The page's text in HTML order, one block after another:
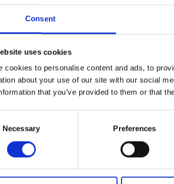
Consent
uses cookies
cookies to personalise content and ads, to
about your use of our site with our social
that you’ve provided to them or that
Necessary Preferences
x 30.00 ASTM B574 - Offcut